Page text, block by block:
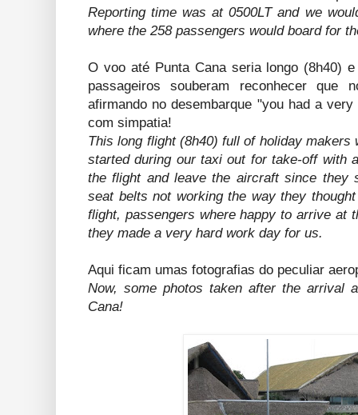
Reporting time was at 0500LT and we
where the 258 passengers would board for
O voo até Punta Cana seria longo (8h40)
passageiros souberam reconhecer
afirmando no desembarque "you had a
com simpatia!
This long flight (8h40) full of holiday makers
started during our taxi out for take-off with
the flight and leave the aircraft since they
seat belts not working the way they
flight, passengers where happy to arrive at
they made a very hard work day for us.
Aqui ficam umas fotografias do peculiar
Now, some photos taken after the arrival
Cana!